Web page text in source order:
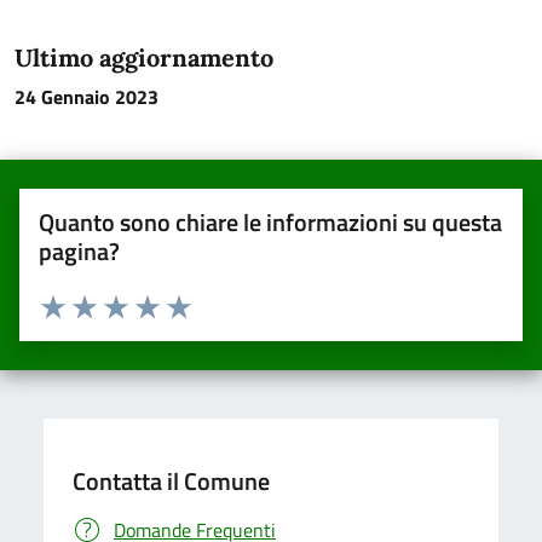
Ultimo aggiornamento
24 Gennaio 2023
Quanto sono chiare le informazioni su questa
pagina?
Valuta da 1 a 5 stelle la pagina
Valuta 5 stelle su 5
Valuta 4 stelle su 5
Valuta 3 stelle su 5
Valuta 2 stelle su 5
Valuta una stella su 5
Contatta il Comune
Domande Frequenti